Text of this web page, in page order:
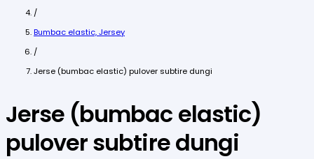
/
Bumbac elastic, Jersey
/
Jerse (bumbac elastic) pulover subtire dungi
Jerse (bumbac elastic)
pulover subtire dungi